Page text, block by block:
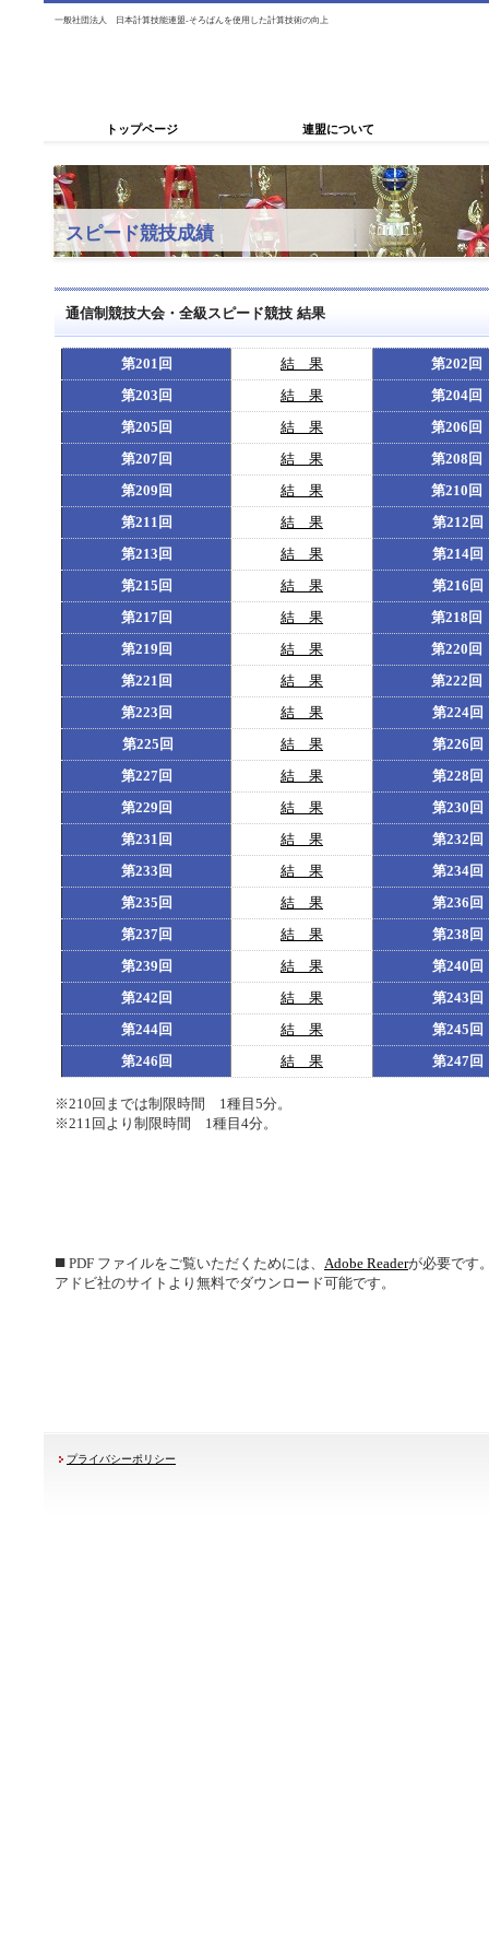
一般社団法人 日本計算技能連盟-そろばんを使用した計算技術の向上
スピード競技成績
通信制競技大会・全級スピード競技 結果
第201回 結 果
第202回
第203回
結 果
第204回
第205回
結 果
第206回
第207回
結 果
第208回
第209回
結 果
第210回
第211回
結 果
第212回
第213回
結 果
第214回
第215回
結 果
第216回
第217回
結 果
第218回
第219回
結 果
第220回
第221回
結 果
第222回
第223回
結 果
第224回
第225回
結 果
第226回
第227回
結 果
第228回
第229回
結 果
第230回
第231回
結 果
第232回
第233回
結 果
第234回
第235回
結 果
第236回
第237回
結 果
第238回
第239回
結 果
第240回
第242回
結 果
第243回
第244回
結 果
第245回
第246回
結 果 第247回
※210回までは制限時間 1種目5分。
※211回より制限時間 1種目4分。
■ PDF ファイルをご覧いただくためには、 Adobe Readerが必要です
アドビ社のサイトより無料でダウンロード可能です。
トップページ 連盟について
プライバシーポリシー